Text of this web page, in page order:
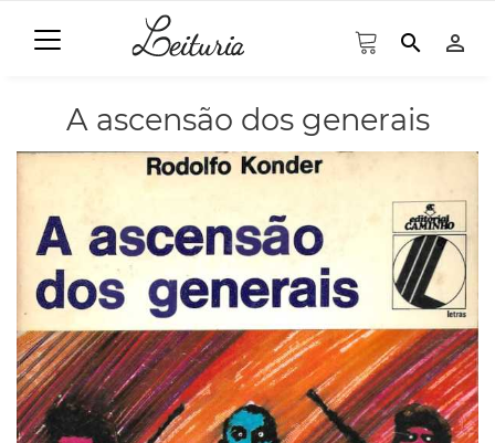
search person_outline
A ascensão dos generais